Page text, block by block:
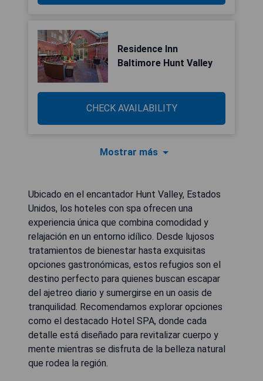
Residence Inn
Baltimore Hunt Valley
CHECK AVAILABILITY
Mostrar más
Ubicado en el encantador Hunt Valley, Estados
Unidos, los hoteles con spa ofrecen una
experiencia única que combina comodidad y
relajación en un entorno idílico. Desde lujosos
tratamientos de bienestar hasta exquisitas
opciones gastronómicas, estos refugios son el
destino perfecto para quienes buscan escapar
del ajetreo diario y sumergirse en un oasis de
tranquilidad. Recomendamos explorar opciones
como el destacado Hotel SPA, donde cada
detalle está diseñado para revitalizar cuerpo y
mente mientras se disfruta de la belleza natural
que rodea la región.